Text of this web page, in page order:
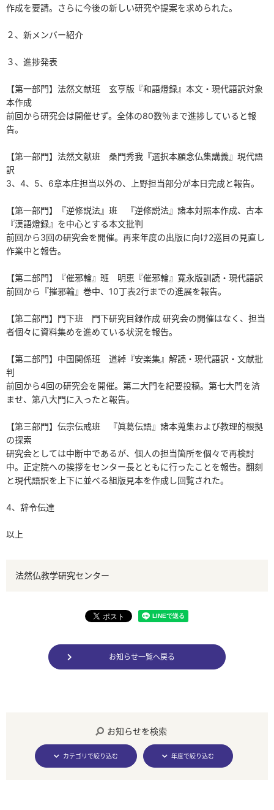
作成を要請。さらに今後の新しい研究や提案を求められた。
２、新メンバー紹介
３、進捗発表
【第一部門】法然文献班 玄亨版『和語燈録』本文・現代語訳対象
本作成
前回から研究会は開催せず。全体の80数％まで進捗していると報
告。
【第一部門】法然文献班 桑門秀我『選択本願念仏集講義』現代語
訳
3、4、5、6章本庄担当以外の、上野担当部分が本日完成と報告。
【第一部門】『逆修説法』班 『逆修説法』諸本対照本作成、古本
『漢語燈録』を中心とする本文批判
前回から3回の研究会を開催。再来年度の出版に向け2巡目の見直し
作業中と報告。
【第二部門】『催邪輪』班 明恵『催邪輪』寛永版訓読・現代語訳
前回から『摧邪輪』巻中、10丁表2行までの進展を報告。
【第二部門】門下班 門下研究目録作成 研究会の開催はなく、担当
者個々に資料集めを進めている状況を報告。
【第二部門】中国関係班 道綽『安楽集』解読・現代語訳・文献批
判
前回から4回の研究会を開催。第二大門を紀要投稿。第七大門を済
ませ、第八大門に入ったと報告。
【第三部門】伝宗伝戒班 『眞葛伝語』諸本蒐集および教理的根拠
の探索
研究会としては中断中であるが、個人の担当箇所を個々で再検討
中。正定院への挨拶をセンター長とともに行ったことを報告。翻刻
と現代語訳を上下に並べる組版見本を作成し回覧された。
4、辞令伝達
以上
法然仏教学研究センター
お知らせ一覧へ戻る
お知らせを検索
カテゴリで絞り込む 年度で絞り込む